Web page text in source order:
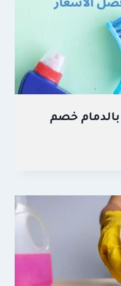
خصم